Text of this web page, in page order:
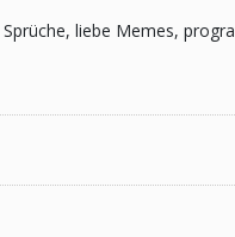
liebe Memes,